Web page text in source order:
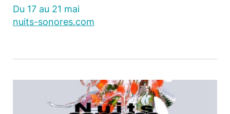
Du 17 au 21 mai
nuits-sonores.com